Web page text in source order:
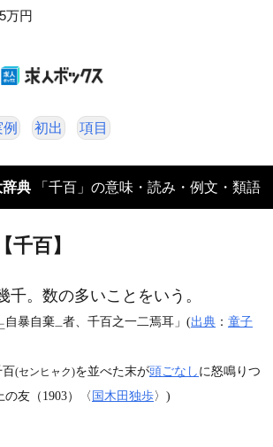
万円
初出 項目
典 「千百」の意味・読み・例文・類語
千百】
千。数の多いことをいう。
自暴自棄一者、千百之一二焉耳」(出典 ： 童子
百(センヒャク)を並べた末が頭ごなしに怒鳴りつ
友（1903）〈国木田独歩〉)